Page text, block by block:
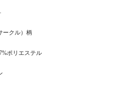
ークル）柄
ポリエステル